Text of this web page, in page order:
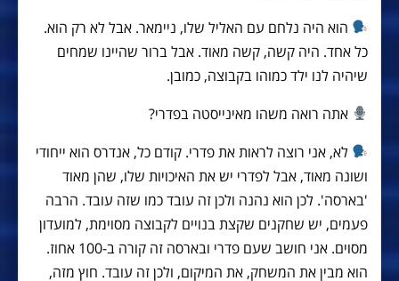
הוא היה נלחם עם האליל שלו, ניימאר. אבל לא רק הוא.
כל אחד. היה קשה, קשה מאוד. אבל ברור שהיינו שמחים
שיהיה לנו ילד כמוהו בקבוצה, כמובן.
אתה רואה משהו מאינייסטה בפדרי?
לא, אני רוצה לראות את פדרי. קודם כל, אנדרס הוא ייחודי
ושונה מאוד, אבל לפדרי יש את האיכויות שלו, שהן מאוד
'בארסה'. לכן הוא נהנה ולכן זה עובד כמו שזה עובד. הרבה
פעמים, יש שחקנים שקצת בנויים לקבוצה מסוימת, למועדון
מסוים. אני חושב שעם פדרי ובארסה זה קורה ב-100 אחוז.
הוא מבין את המשחק, את המיקום, ולכן זה עובד. חוץ מזה,